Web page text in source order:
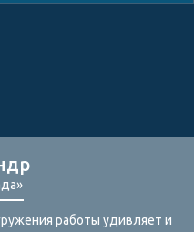
работы удивляет и